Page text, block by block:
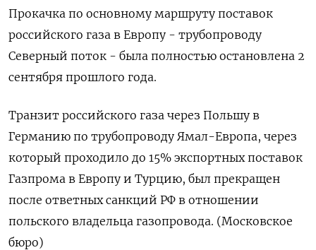
Прокачка по основному маршруту поставок
российского газа в Европу - трубопроводу
Северный поток - была полностью остановлена 2
сентября прошлого года.
Транзит российского газа через Польшу в
Германию по трубопроводу Ямал-Европа, через
который проходило до 15% экспортных поставок
Газпрома в Европу и Турцию, был прекращен
после ответных санкций РФ в отношении
польского владельца газопровода. (Московское
бюро)